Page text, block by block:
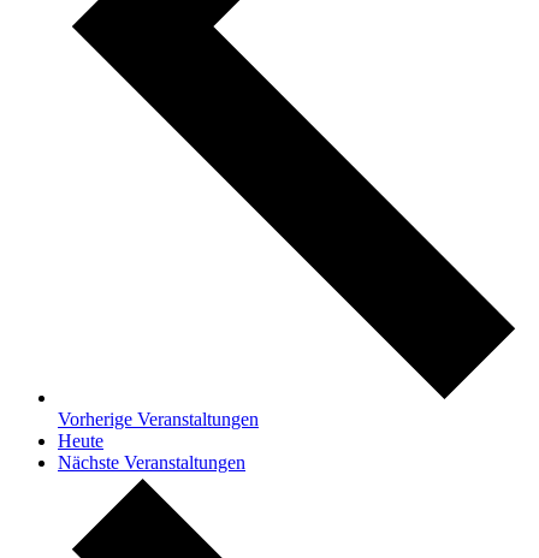
Vorherige Veranstaltungen
Heute
Nächste Veranstaltungen